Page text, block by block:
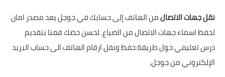
نقل جهات الاتصالمن الهاتف إلى حسابك في جوجل يعد مصدر امان
لحفظ اسماء جهات الاتصال من الضياع. لحسن حضك قمنا بتقديم
درس تعليمي حول طريقة حفظ ونقل ارقام الهاتف الى حساب البريد
الإلكتروني من جوجل.